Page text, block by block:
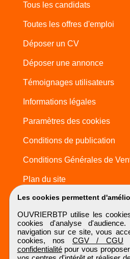
Les cookies permettent
OUVRIERBTP utilise les
cookies d'analyse
navigation sur ce site, vous
cookies, nos CGV / CGU
confidentialitépour vous
Tous les candidats
Toutes les offres d'emploi
Déposer un CV
Déposer une annonce
Témoignages utilisateurs
Informations légales
Paramètres des cookies
Conditions de publication
Conditions Générales de
Plan du site